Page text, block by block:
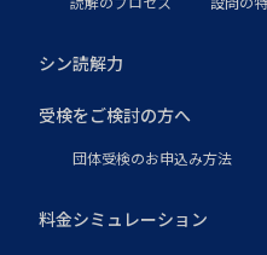
シン読解力
受検をご検討の方へ
団体受検のお申込み方法
料金シミュレーション